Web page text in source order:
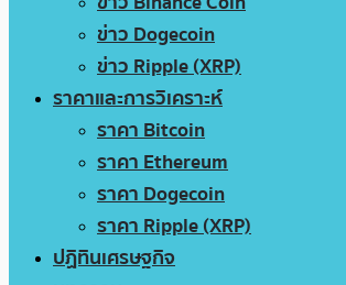
ข่าว Dogecoin
ข่าว Ripple (XRP)
ราคาและการวิเคราะห์
ราคา Bitcoin
ราคา Ethereum
ราคา Dogecoin
ราคา Ripple (XRP)
ปฏิทินเศรษฐกิจ